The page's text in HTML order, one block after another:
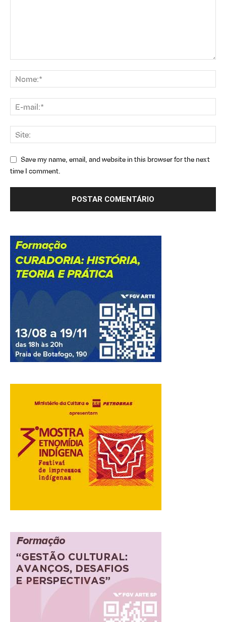
Save my name, email, and website in this browser for the next
time I comment.